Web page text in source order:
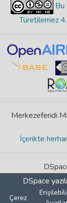
Bu
Türetilemez
Merkezefendi
İçerikte
DSpace
Çerez